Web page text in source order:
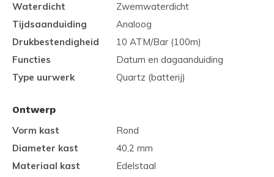
Waterdicht
Zwemwaterdicht
Tijdsaanduiding
Analoog
Drukbestendigheid
10 ATM/Bar (100m)
Functies
Datum en dagaanduiding
Type uurwerk
Quartz (batterij)
Ontwerp
Vorm kast
Rond
Diameter kast
40,2 mm
Materiaal kast
Edelstaal